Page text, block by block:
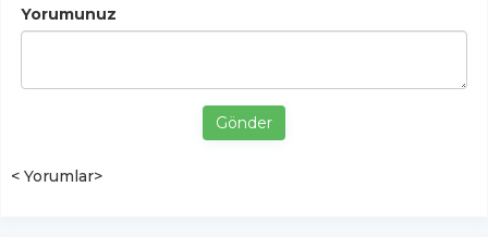
Yorumunuz
Gönder
< Yorumlar>